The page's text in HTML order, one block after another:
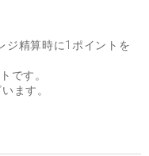
ジ精算時に1ポイントを
です。
ます。